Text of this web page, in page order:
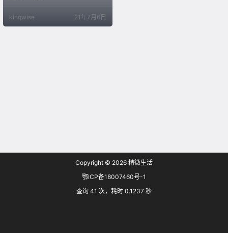
kingwise 21年7月6日
Copyright © 2026 精微生活
鄂ICP备18007460号-1
查询 41 次，耗时 0.1237 秒